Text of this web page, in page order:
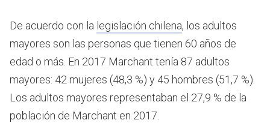
De acuerdo con la legislación chilena, los adultos
mayores son las personas que tienen 60 años de
edad o más. En 2017 Marchant tenía 87 adultos
mayores: 42 mujeres (48,3 %) y 45 hombres (51,7 %).
Los adultos mayores representaban el 27,9 % de la
población de Marchant en 2017.